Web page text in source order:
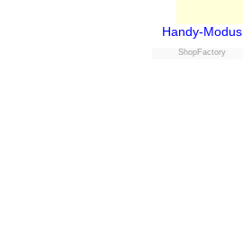
Handy-Modus
ShopFactory